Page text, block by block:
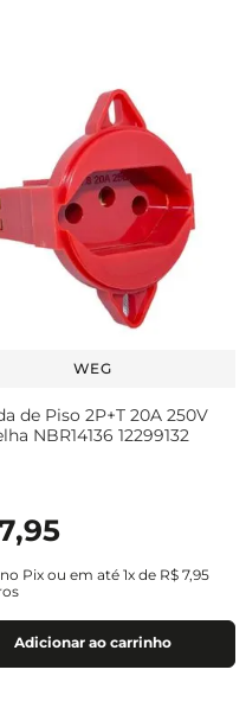
WEG
de Piso 2P+T 20A 250V
NBR14136 12299132
,95
Pix ou em até1x de R$ 7,95
Adicionar ao carrinho